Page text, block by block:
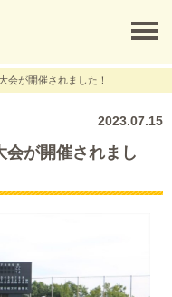
が開催されました！
2023.07.15
が開催されまし